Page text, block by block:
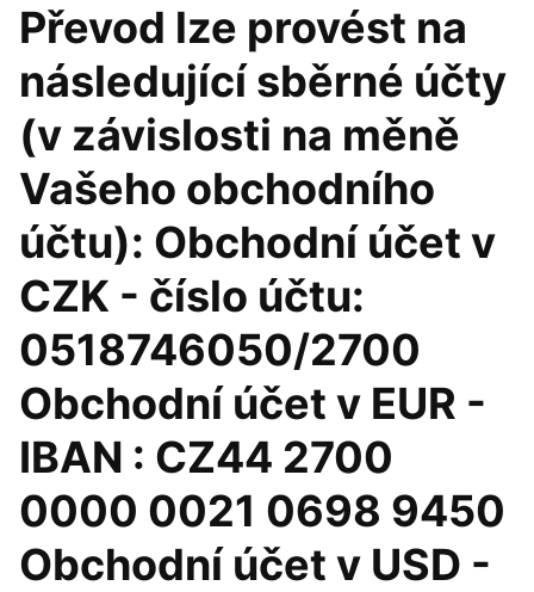
Převod lze provést na
následující sběrné účty
(v závislosti na měně
Vašeho obchodního
účtu): Obchodní účet v
CZK - číslo účtu:
0518746050/2700
Obchodní účet v EUR -
IBAN : CZ44 2700
0000 0021 0698 9450
Obchodní účet v USD -